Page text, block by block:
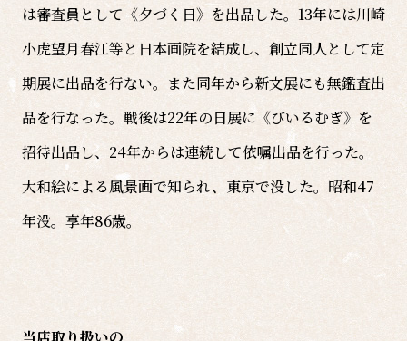
は審査員として《夕づく日》を出品した。13年には川崎
小虎望月春江等と日本画院を結成し、創立同人として定
期展に出品を行ない。また同年から新文展にも無鑑査出
品を行なった。戦後は22年の日展に《びいるむぎ》を
招待出品し、24年からは連続して依嘱出品を行った。
大和絵による風景画で知られ、東京で没した。昭和47
年没。享年86歳。